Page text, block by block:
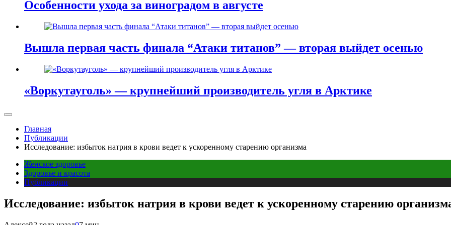
Особенности ухода за виноградом в августе
Вышла первая часть финала “Атаки титанов” — вторая выйдет осенью
«Воркутауголь» — крупнейший производитель угля в Арктике
Главная
Публикации
Исследование: избыток натрия в крови ведет к ускоренному старению организма
Женское здоровье
Здоровье и красота
Публикации
Исследование: избыток натрия в крови ведет к ускоренному старению